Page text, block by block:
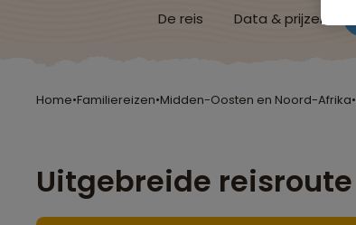
De reis Data & prijzen
Home•Familiereizen•Midden-Oosten en Noord-Afrika•
Uitgebreide reisroute